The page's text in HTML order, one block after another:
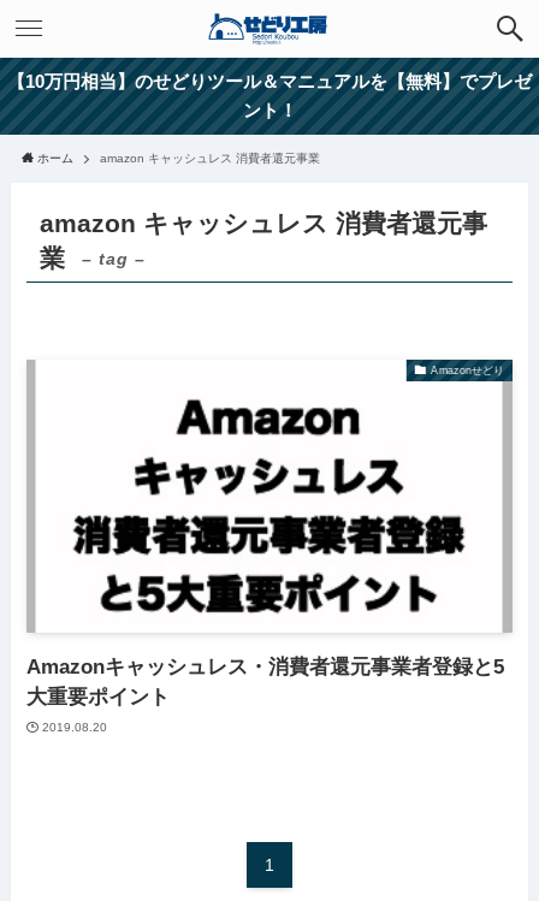
【10万円相当】のせどりツール＆マニュアルを【無料】でプレゼ
ント！
ホーム amazon キャッシュレス 消費者還元事業
amazon キャッシュレス 消費者還元事
業
– tag –
Amazonせどり
Amazonキャッシュレス・消費者還元事業者登録と5
大重要ポイント
2019.08.20
1